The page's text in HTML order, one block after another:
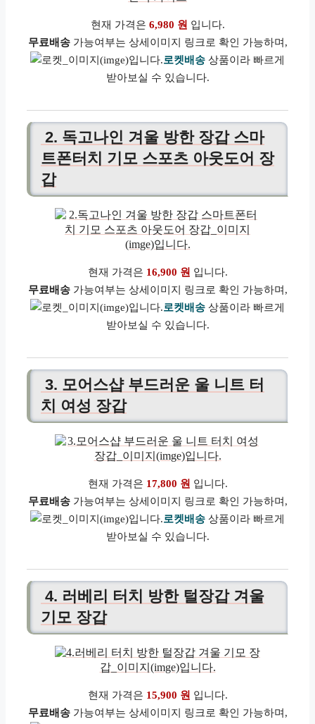
현재 가격은 6,980 원 입니다.
무료배송가능여부는 상세이미지 링크로 확인 가능하며,
로켓배송 상품이라 빠르게
받아보실 수 있습니다.
2. 독고나인 겨울 방한 장갑 스마
트폰터치 기모 스포츠 아웃도어 장
갑
현재 가격은 16,900 원 입니다.
무료배송가능여부는 상세이미지 링크로 확인 가능하며,
로켓배송 상품이라 빠르게
받아보실 수 있습니다.
3. 모어스샵 부드러운 울 니트 터
치 여성 장갑
현재 가격은 17,800 원 입니다.
무료배송가능여부는 상세이미지 링크로 확인 가능하며,
로켓배송 상품이라 빠르게
받아보실 수 있습니다.
4. 러베리 터치 방한 털장갑 겨울
기모 장갑
현재 가격은 15,900 원 입니다.
무료배송가능여부는 상세이미지 링크로 확인 가능하며,